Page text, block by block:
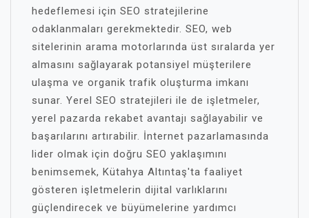
hedeflemesi için SEO stratejilerine
odaklanmaları gerekmektedir. SEO, web
sitelerinin arama motorlarında üst sıralarda yer
almasını sağlayarak potansiyel müşterilere
ulaşma ve organik trafik oluşturma imkanı
sunar. Yerel SEO stratejileri ile de işletmeler,
yerel pazarda rekabet avantajı sağlayabilir ve
başarılarını artırabilir. İnternet pazarlamasında
lider olmak için doğru SEO yaklaşımını
benimsemek, Kütahya Altıntaş'ta faaliyet
gösteren işletmelerin dijital varlıklarını
güçlendirecek ve büyümelerine yardımcı